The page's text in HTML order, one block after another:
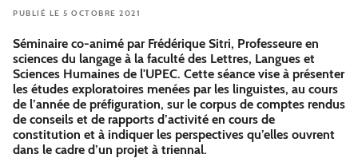
PUBLIÉ LE 5 OCTOBRE 2021
Séminaire co-animé par Frédérique Sitri, Professeure en
sciences du langage à la faculté des Lettres, Langues et
Sciences Humaines de l'UPEC. Cette séance vise à présenter
les études exploratoires menées par les linguistes, au cours
de l’année de préfiguration, sur le corpus de comptes rendus
de conseils et de rapports d’activité en cours de
constitution et à indiquer les perspectives qu’elles ouvrent
dans le cadre d’un projet à triennal.